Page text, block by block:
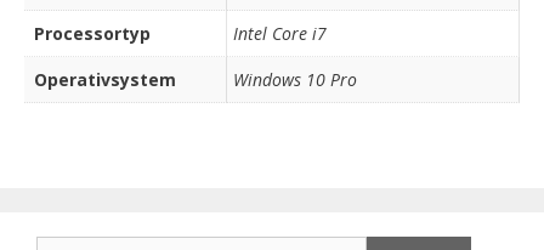
Processortyp
Intel Core i7
Operativsystem
Windows 10 Pro